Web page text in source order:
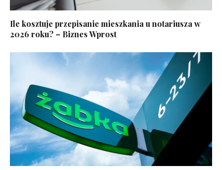
Ile kosztuje przepisanie mieszkania u notariusza w
2026 roku? – Biznes Wprost